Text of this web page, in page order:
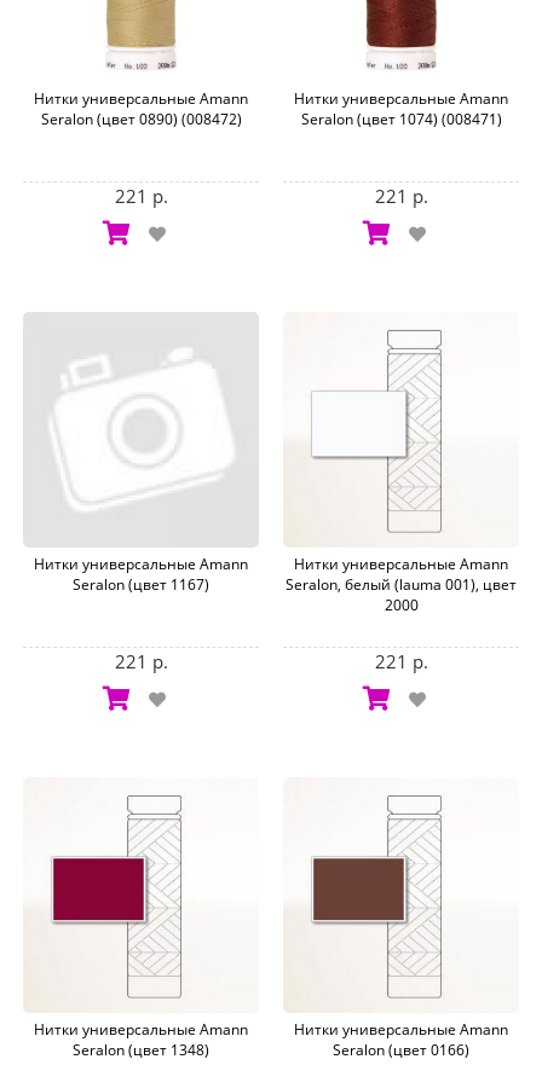
Нитки универсальные Amann
Seralon (цвет 0890) (008472)
221 р.
Нитки универсальные Amann
Seralon (цвет 1074) (008471)
221 р.
Нитки универсальные Amann
Seralon (цвет 1167)
221 р.
Нитки универсальные Amann
Seralon, белый (lauma 001), цвет
2000
221 р.
Нитки универсальные Amann
Seralon (цвет 1348)
Нитки универсальные Amann
Seralon (цвет 0166)